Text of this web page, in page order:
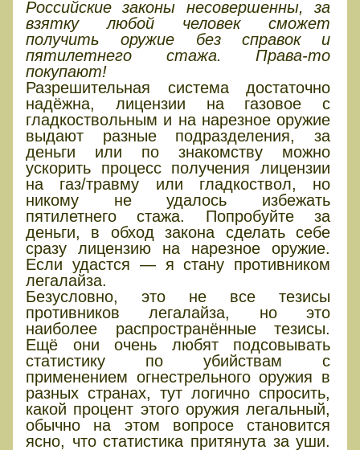
Российские законы несовершенны, за
взятку любой человек сможет
получить оружие без справок и
пятилетнего стажа. Права-то
покупают!
Разрешительная система достаточно
надёжна, лицензии на газовое с
гладкоствольным и на нарезное оружие
выдают разные подразделения, за
деньги или по знакомству можно
ускорить процесс получения лицензии
на газ/травму или гладкоствол, но
никому не удалось избежать
пятилетнего стажа. Попробуйте за
деньги, в обход закона сделать себе
сразу лицензию на нарезное оружие.
Если удастся — я стану противником
легалайза.
Безусловно, это не все тезисы
противников легалайза, но это
наиболее распространённые тезисы.
Ещё они очень любят подсовывать
статистику по убийствам с
применением огнестрельного оружия в
разных странах, тут логично спросить,
какой процент этого оружия легальный,
обычно на этом вопросе становится
ясно, что статистика притянута за уши.